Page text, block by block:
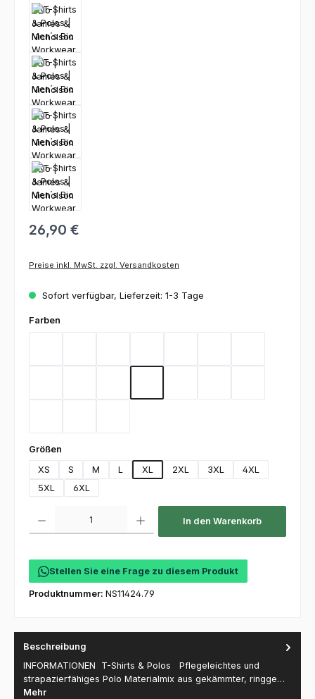
26,90 €
Preise inkl. MwSt. zzgl. Versandkosten
Sofort verfügbar, Lieferzeit: 1-3 Tage
Farben
Größen
XS
S M L XL 2XL 3XL
4XL
5XL
6XL
In den Warenkorb
Stellen Sie eine Frage zu diesem Produkt
Produktnummer: NS11424.79
Beschreibung
INFORMATIONEN T-Shirts & Polos Pflegeleichtes und
strapazierfähiges Polo Materialmix aus gekämmter, ringge…
Mehr